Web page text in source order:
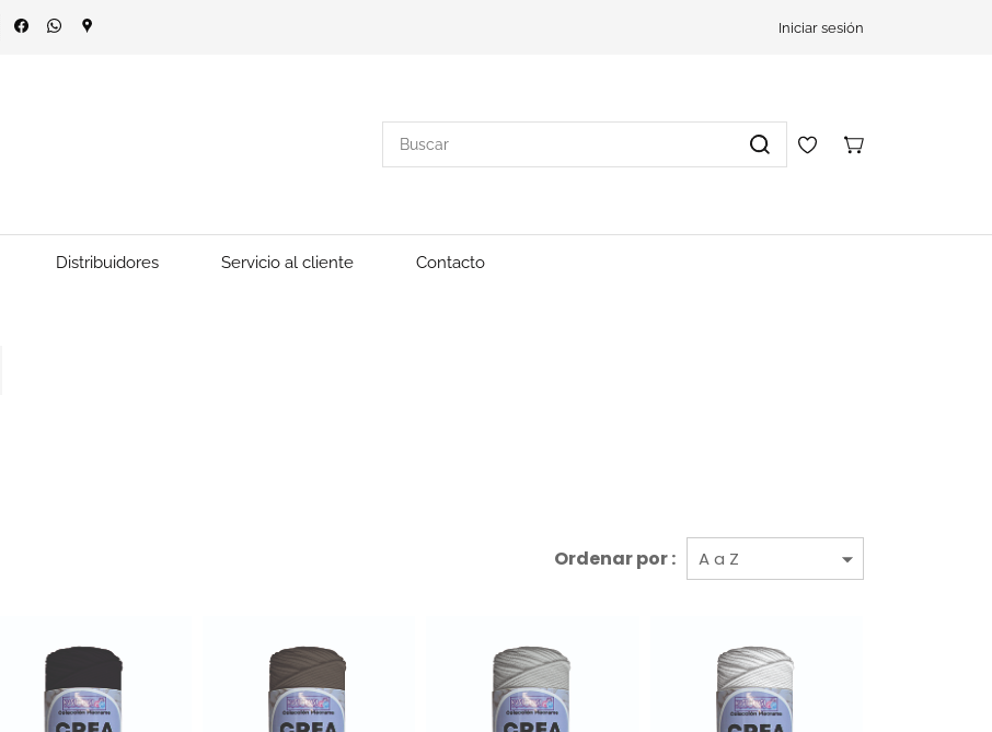
Iniciar sesión
Distribuidores Servicio al cliente Contacto
Ordenar por :